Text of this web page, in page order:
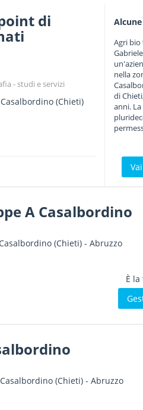
di
- studi e servizi
Casalbordino (Chieti)
Agri
nella
di
anni.
A Casalbordino
(Chieti) - Abruzzo
È
Casalbordino(Chieti) - Abruzzo